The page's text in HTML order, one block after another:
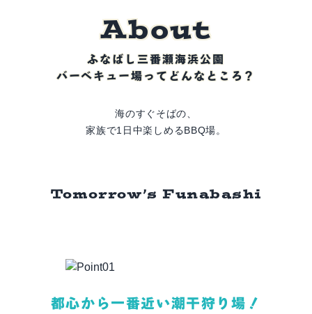
About
ふなばし三番瀬海浜公園
バーベキュー場ってどんなところ？
海のすぐそばの、
家族で1日中楽しめるBBQ場。
Tomorrow’s Funabashi
都心から一番近い潮干狩り場！